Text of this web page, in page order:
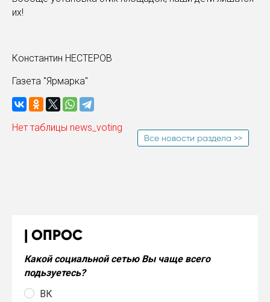
их!
Константин НЕСТЕРОВ
Газета "Ярмарка"
Нет таблицы news_voting
Все новости раздела >>
ОПРОС
Какой социальной сетью Вы чаще всего
подьзуетесь?
ВК